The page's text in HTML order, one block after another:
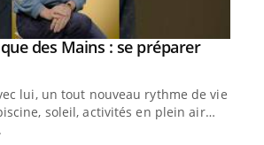
des Mains : se préparer
lui, un tout nouveau rythme de vie !
soleil, activités en plein air…